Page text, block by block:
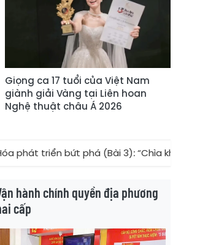
Giọng ca 17 tuổi của Việt Nam
giành giải Vàng tại Liên hoan
Nghệ thuật châu Á 2026
bứt phá (Bài 3): “Chìa khóa vàng” trong
hành chính quyền địa phương
cấp